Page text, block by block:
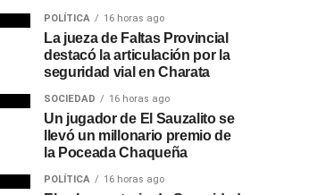
POLÍTICA 16 horas ago
La jueza de Faltas Provincial
destacó la articulación por la
seguridad vial en Charata
SOCIEDAD 16 horas ago
Un jugador de El Sauzalito se
llevó un millonario premio de
la Poceada Chaqueña
POLÍTICA 16 horas ago